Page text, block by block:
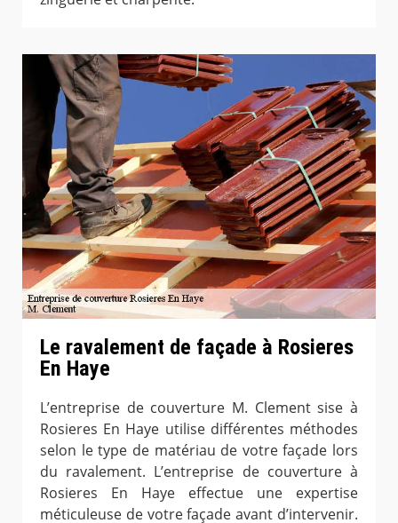
Le ravalement de façade à Rosieres
En Haye
L’entreprise de couverture M. Clement sise à
Rosieres En Haye utilise différentes méthodes
selon le type de matériau de votre façade lors
du ravalement. L’entreprise de couverture à
Rosieres En Haye effectue une expertise
méticuleuse de votre façade avant d’intervenir.